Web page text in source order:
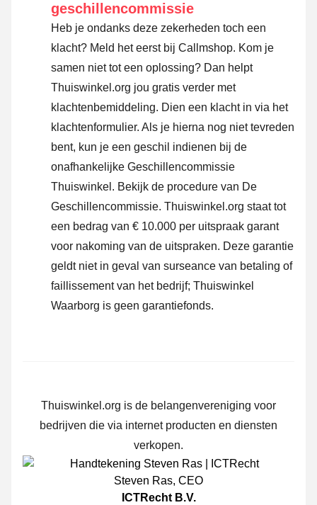
geschillencommissie
Heb je ondanks deze zekerheden toch een
klacht? Meld het eerst bij Callmshop. Kom je
samen niet tot een oplossing? Dan helpt
Thuiswinkel.org jou gratis verder met
klachtenbemiddeling. Dien een klacht in via het
klachtenformulier. Als je hierna nog niet tevreden
bent, kun je een geschil indienen bij de
onafhankelijke Geschillencommissie
Thuiswinkel. Bekijk de procedure van De
Geschillencommissie. Thuiswinkel.org staat tot
een bedrag van € 10.000 per uitspraak garant
voor nakoming van de uitspraken. Deze garantie
geldt niet in geval van surseance van betaling of
faillissement van het bedrijf; Thuiswinkel
Waarborg is geen garantiefonds.
Thuiswinkel.org is de belangenvereniging voor
bedrijven die via internet producten en diensten
verkopen.
Steven Ras, CEO
ICTRecht B.V.